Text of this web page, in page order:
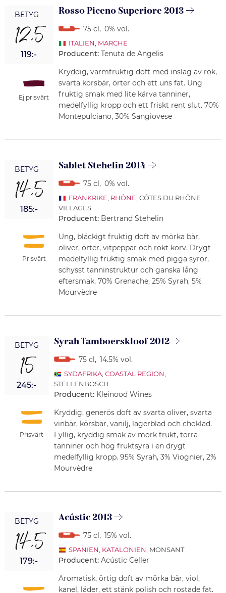
BETYG
12,5
119:-
Ej prisvärt
Rosso Piceno Superiore 2013
75 cl , 0% vol.
ITALIEN, MARCHE
Producent: Tenuta de Angelis
Kryddig, varmfruktig doft med inslag av rök,
svarta körsbär, örter och ett uns fat. Ung
fruktig smak med lite kärva tanniner,
medelfyllig kropp och ett friskt rent slut. 70%
Montepulciano, 30% Sangiovese
BETYG
14,5
185:-
Prisvärt
Sablet Stehelin 2014
75 cl , 0% vol.
FRANKRIKE, RHÔNE, CÔTES DU RHÔNE
VILLAGES
Producent: Bertrand Stehelin
Ung, bläckigt fruktig doft av mörka bär,
oliver, örter, vitpeppar och rökt korv. Drygt
medelfyllig fruktig smak med pigga syror,
schysst tanninstruktur och ganska lång
eftersmak. 70% Grenache, 25% Syrah, 5%
Mourvèdre
BETYG
15
245:-
Prisvärt
Syrah Tamboerskloof 2012
75 cl , 14.5% vol.
SYDAFRIKA, COASTAL REGION,
STELLENBOSCH
Producent: Kleinood Wines
Kryddig, generös doft av svarta oliver, svarta
vinbär, körsbär, vanilj, lagerblad och choklad.
Fyllig, kryddig smak av mörk frukt, torra
tanniner och hög fruktsyra i en drygt
medelfyllig kropp. 95% Syrah, 3% Viognier, 2%
Mourvèdre
BETYG
14,5
179:-
Acústic 2013
75 cl , 15% vol.
SPANIEN, KATALONIEN, MONSANT
Producent: Acústic Celler
Aromatisk, örtig doft av mörka bär, viol,
kanel, läder, ett stänk polish och rostade fat.